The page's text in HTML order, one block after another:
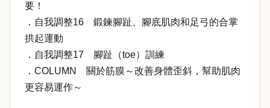
要！
．自我調整16 鍛鍊腳趾、腳底肌肉和足弓的合掌
拱起運動
．自我調整17 腳趾（toe）訓練
．COLUMN 關於筋膜～改善身體歪斜，幫助肌肉
更容易運作～